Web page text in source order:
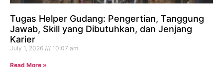
Tugas Helper Gudang: Pengertian, Tanggung
Jawab, Skill yang Dibutuhkan, dan Jenjang
Karier
July 1, 2026 10:07 am
Read More »